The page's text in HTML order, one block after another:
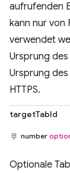
aufrufenden
kann nur von
verwendet
Ursprung
Ursprung des
HTTPS.
targetTabId
number
Optionale